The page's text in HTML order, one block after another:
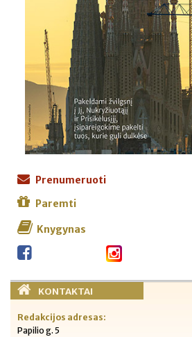
Prenumeruoti
Paremti
Knygynas
KONTAKTAI
Redakcijos adresas:
Papilio g. 5